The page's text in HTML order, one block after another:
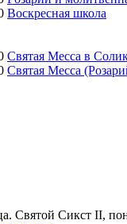
Воскресная школа
Святая Месса в
Святая Месса
Святой Сикст II,